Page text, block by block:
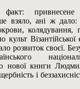
привнесене
взяло, ані ж
колядування,
Візантійської
розвиток своєї.
нової книги
і